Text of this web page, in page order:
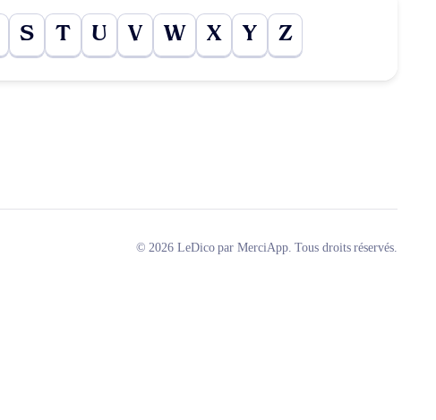
S T U V W X Y Z
© 2026 LeDico par MerciApp. Tous droits réservés.